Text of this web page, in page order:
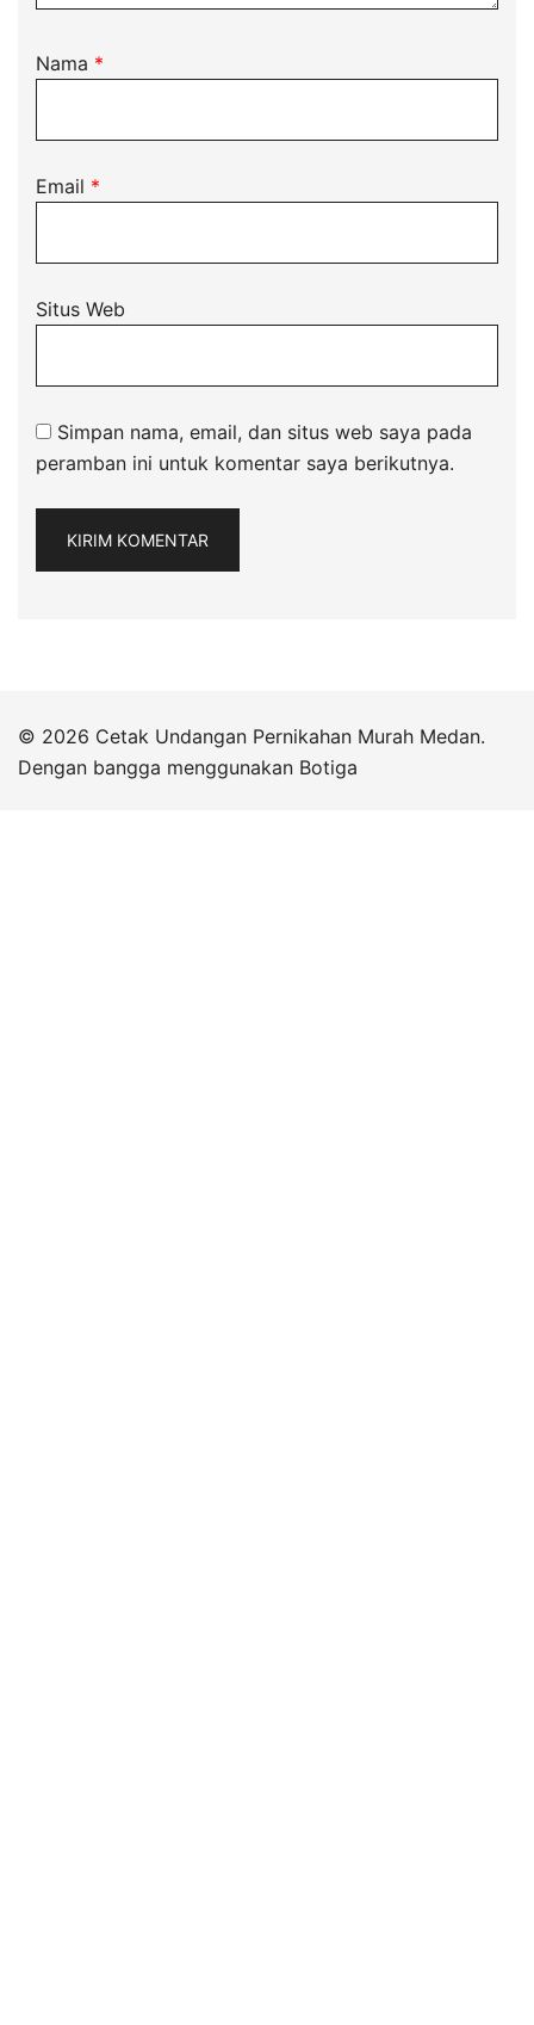
Nama *
Email *
Situs Web
Simpan nama, email, dan situs web saya pada
peramban ini untuk komentar saya berikutnya.
© 2026 Cetak Undangan Pernikahan Murah Medan.
Dengan bangga menggunakan Botiga